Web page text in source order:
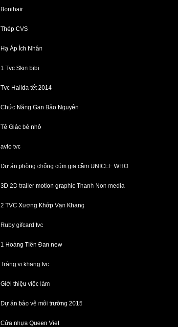
Bonihair
Thép CVS
Hạ Áp Ích Nhân
1 Tvc Skin bibi
Tvc Halida tết 2014
Chức Năng Gan Bảo Nguyên
Tê Giác bé nhỏ
avio tvc
Dự án phòng chống cúm gia cầm UNICEF WHO
3D 2D trailer motion graphic Thanh Non media
2 TVC Xương Khớp Vạn Khang
Ruby gifcard tvc
1 Hoàng Tiên Đan new
Tràng vị khang tvc
Giới thiệu việc làm
Dự án bảo vệ môi trường 2015
Cửa nhựa Queen Viet